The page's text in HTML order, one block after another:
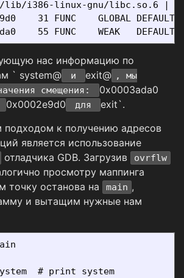
i386-linux-gnu/libc.so.6 |
31 FUNC    GLOBAL DEFAULT
нас информацию по
` system@
и exit@ , мы
смещения:
0x0003ada0
0x0002e9d0 для
exit`.
подходом к получению адресов
является использование
отладчика GDB. Загрузив ovrflw
просмотру маппинга
точку останова на
main ,
и вытащим нужные нам
# print system